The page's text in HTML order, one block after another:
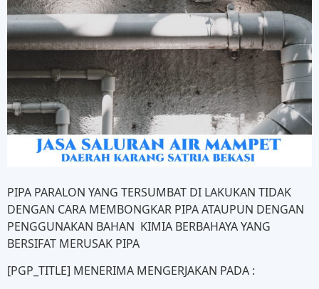
PIPA PARALON YANG TERSUMBAT DI LAKUKAN TIDAK
DENGAN CARA MEMBONGKAR PIPA ATAUPUN DENGAN
PENGGUNAKAN BAHAN KIMIA BERBAHAYA YANG
BERSIFAT MERUSAK PIPA
[PGP_TITLE] MENERIMA MENGERJAKAN PADA :